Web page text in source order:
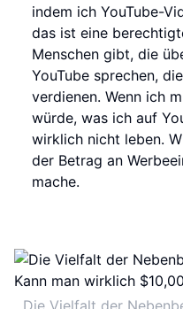
indem ich YouTube-
das ist eine
Menschen gibt, die
YouTube sprechen,
verdienen. Wenn ich
würde, was ich auf
wirklich nicht leben.
der Betrag an
mache.
Die Vielfalt der